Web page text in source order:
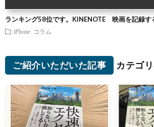
ランキング58位です。KINENOTE 映画を記録す
iPhone コラム
ご紹介いただいた記事 カテゴ